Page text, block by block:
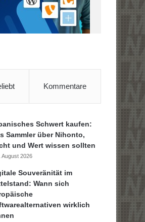
Kommentare
Schwert kaufen:
Sammler über Nihonto,
und Wert wissen sollten
August 2026
Souveränität im
Wann sich
wirklich